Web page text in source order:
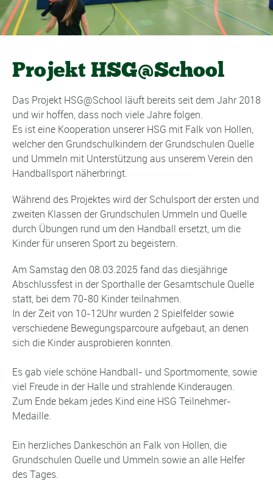
Projekt HSG@School
Das Projekt HSG@School läuft bereits seit dem Jahr 2018
und wir hoffen, dass noch viele Jahre folgen.
Es ist eine Kooperation unserer HSG mit Falk von Hollen,
welcher den Grundschulkindern der Grundschulen Quelle
und Ummeln mit Unterstützung aus unserem Verein den
Handballsport näherbringt.
Während des Projektes wird der Schulsport der ersten und
zweiten Klassen der Grundschulen Ummeln und Quelle
durch Übungen rund um den Handball ersetzt, um die
Kinder für unseren Sport zu begeistern.
Am Samstag den 08.03.2025 fand das diesjährige
Abschlussfest in der Sporthalle der Gesamtschule Quelle
statt, bei dem 70-80 Kinder teilnahmen.
In der Zeit von 10-12Uhr wurden 2 Spielfelder sowie
verschiedene Bewegungsparcoure aufgebaut, an denen
sich die Kinder ausprobieren konnten.
Es gab viele schöne Handball- und Sportmomente, sowie
viel Freude in der Halle und strahlende Kinderaugen.
Zum Ende bekam jedes Kind eine HSG Teilnehmer-
Medaille.
Ein herzliches Dankeschön an Falk von Hollen, die
Grundschulen Quelle und Ummeln sowie an alle Helfer
des Tages.